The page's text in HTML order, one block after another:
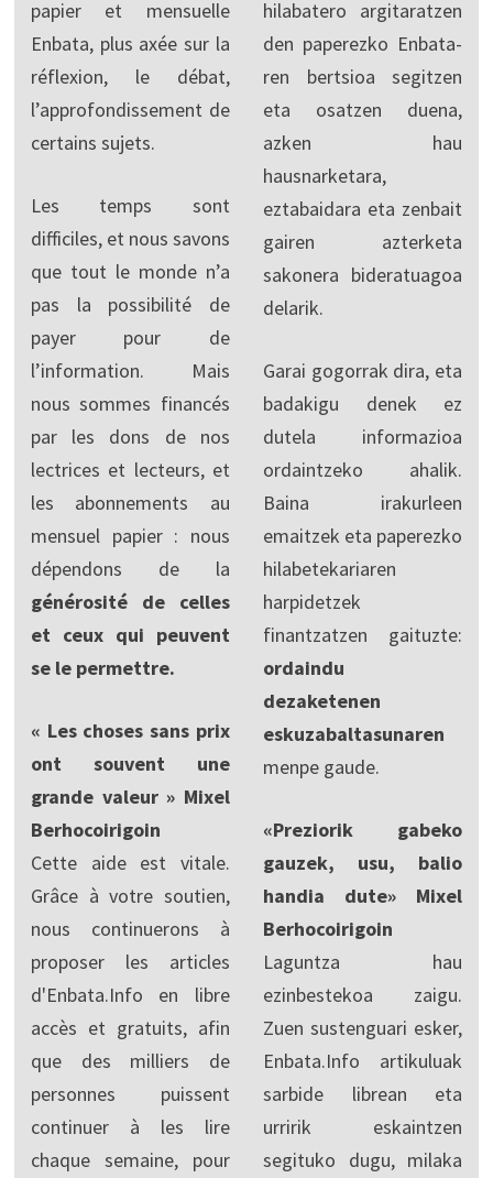
papier et mensuelle
Enbata, plus axée sur la
réflexion, le débat,
l’approfondissement de
certains sujets.
Les temps sont
difficiles, et nous savons
que tout le monde n’a
pas la possibilité de
payer pour de
l’information. Mais
nous sommes financés
par les dons de nos
lectrices et lecteurs, et
les abonnements au
mensuel papier : nous
dépendons de la
générosité de celles
et ceux qui peuvent
se le permettre.
« Les choses sans prix
ont souvent une
grande valeur » Mixel
Berhocoirigoin
Cette aide est vitale.
Grâce à votre soutien,
nous continuerons à
proposer les articles
d'Enbata.Info en libre
accès et gratuits, afin
que des milliers de
personnes puissent
continuer à les lire
chaque semaine, pour
hilabatero argitaratzen
den paperezko Enbata-
ren bertsioa segitzen
eta osatzen duena,
azken hau
hausnarketara,
eztabaidara eta zenbait
gairen azterketa
sakonera bideratuagoa
delarik.
Garai gogorrak dira, eta
badakigu denek ez
dutela informazioa
ordaintzeko ahalik.
Baina irakurleen
emaitzek eta paperezko
hilabetekariaren
harpidetzek
finantzatzen gaituzte:
ordaindu
dezaketenen
eskuzabaltasunaren
menpe gaude.
«Preziorik gabeko
gauzek, usu, balio
handia dute» Mixel
Berhocoirigoin
Laguntza hau
ezinbestekoa zaigu.
Zuen sustenguari esker,
Enbata.Info artikuluak
sarbide librean eta
urririk eskaintzen
segituko dugu, milaka